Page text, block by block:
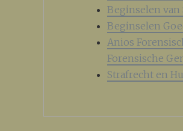
Beginselen van
Beginselen
Anios
Forensische
Strafrecht en